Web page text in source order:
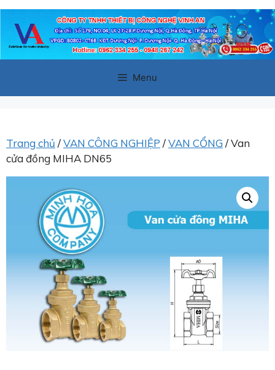
Chuyển
đến
Menu
Trang chủ /VAN CÔNG NGHIỆP /VAN CỔNG / Van
cửa đồng MIHA DN65